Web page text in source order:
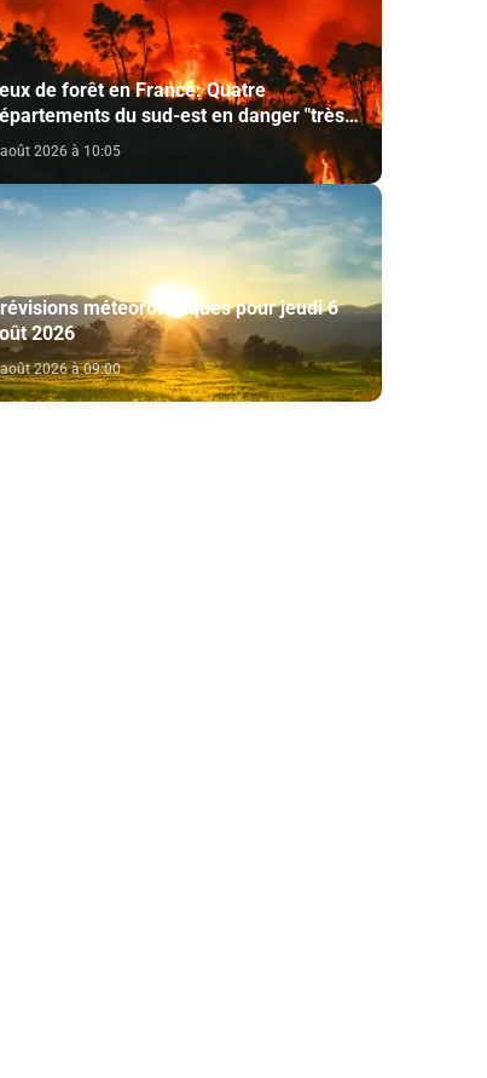
de forêt en France: Quatre
du sud-est en danger "très
2026 à 10:05
météorologiques pour jeudi 6
2026
2026 à 09:00